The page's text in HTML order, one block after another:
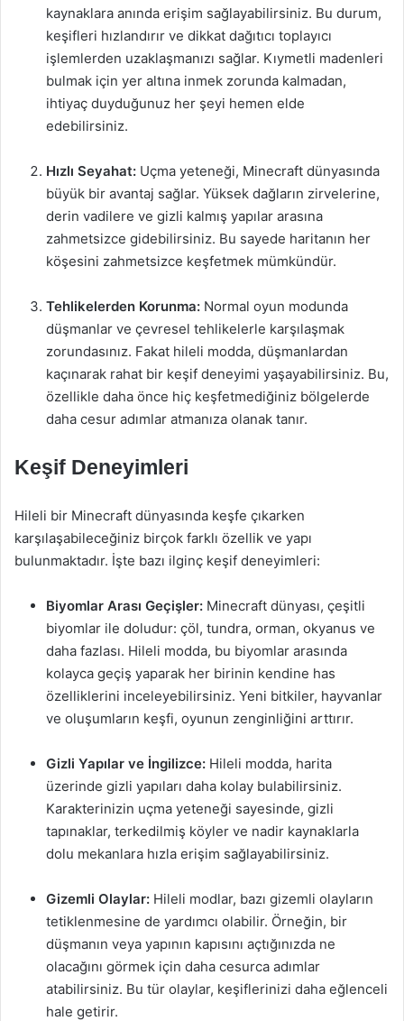
kaynaklara anında erişim sağlayabilirsiniz. Bu durum,
keşifleri hızlandırır ve dikkat dağıtıcı toplayıcı
işlemlerden uzaklaşmanızı sağlar. Kıymetli madenleri
bulmak için yer altına inmek zorunda kalmadan,
ihtiyaç duyduğunuz her şeyi hemen elde
edebilirsiniz.
Hızlı Seyahat: Uçma yeteneği, Minecraft dünyasında
büyük bir avantaj sağlar. Yüksek dağların zirvelerine,
derin vadilere ve gizli kalmış yapılar arasına
zahmetsizce gidebilirsiniz. Bu sayede haritanın her
köşesini zahmetsizce keşfetmek mümkündür.
Tehlikelerden Korunma: Normal oyun modunda
düşmanlar ve çevresel tehlikelerle karşılaşmak
zorundasınız. Fakat hileli modda, düşmanlardan
kaçınarak rahat bir keşif deneyimi yaşayabilirsiniz. Bu,
özellikle daha önce hiç keşfetmediğiniz bölgelerde
daha cesur adımlar atmanıza olanak tanır.
Keşif Deneyimleri
Hileli bir Minecraft dünyasında keşfe çıkarken
karşılaşabileceğiniz birçok farklı özellik ve yapı
bulunmaktadır. İşte bazı ilginç keşif deneyimleri:
Biyomlar Arası Geçişler: Minecraft dünyası, çeşitli
biyomlar ile doludur: çöl, tundra, orman, okyanus ve
daha fazlası. Hileli modda, bu biyomlar arasında
kolayca geçiş yaparak her birinin kendine has
özelliklerini inceleyebilirsiniz. Yeni bitkiler, hayvanlar
ve oluşumların keşfi, oyunun zenginliğini arttırır.
Gizli Yapılar ve İngilizce: Hileli modda, harita
üzerinde gizli yapıları daha kolay bulabilirsiniz.
Karakterinizin uçma yeteneği sayesinde, gizli
tapınaklar, terkedilmiş köyler ve nadir kaynaklarla
dolu mekanlara hızla erişim sağlayabilirsiniz.
Gizemli Olaylar: Hileli modlar, bazı gizemli olayların
tetiklenmesine de yardımcı olabilir. Örneğin, bir
düşmanın veya yapının kapısını açtığınızda ne
olacağını görmek için daha cesurca adımlar
atabilirsiniz. Bu tür olaylar, keşiflerinizi daha eğlenceli
hale getirir.